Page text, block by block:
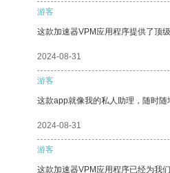
游客
这款加速器VPM应用程序提供了顶
2024-08-31
游客
这款app就像我的私人助理，随时随
2024-08-31
游客
这款加速器VPM应用程序已经为我